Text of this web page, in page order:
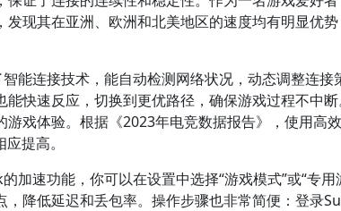
发现其在亚洲、欧洲和北美地区的速度均有明显优
能连接技术，能自动检测网络状况，动态调整连
能快速反应，切换到更优路径，确保游戏过程不中
游戏体验。根据《2023年电竞数据报告》，使用高
提高。
加速功能，你可以在设置中选择“游戏模式”或“专
，降低延迟和丢包率。操作步骤也非常简便：登录